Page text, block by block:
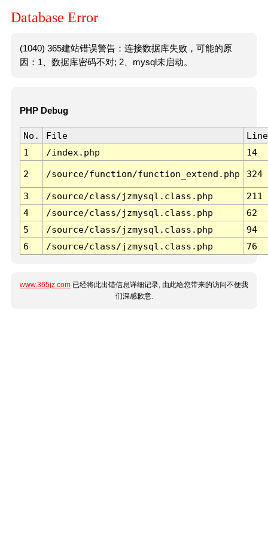
Database Error
(1040) 365建站错误警告：连接数据库失败，可能的原
因：1、数据库密码不对; 2、mysql未启动。
PHP Debug
No. File
Line
1
/index.php 14
2 /source/function/function_extend.php 324
3 /source/class/jzmysql.class.php
211
4
/source/class/jzmysql.class.php
62
5
/source/class/jzmysql.class.php
94
6
/source/class/jzmysql.class.php 76
www.365jz.com 已经将此出错信息详细记录, 由此给您带来的访问不便我
们深感歉意.